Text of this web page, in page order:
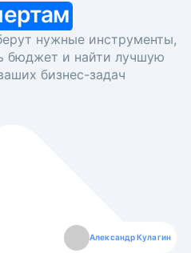
нужные инструменты,
бюджет и найти лучшую
бизнес-задач
Александр Кулагин
Даниил Макаров
Екатерина Лазаренко
Борис Кашко
Юлия Изоитко